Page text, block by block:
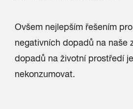
Ovšem nejlepším řešením
negativních dopadů na naše
dopadů na životní prostředí
nekonzumovat.